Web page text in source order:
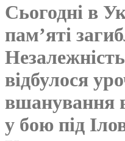
Сьогодні в
пам’яті
відбулося
вшанування
у бою під